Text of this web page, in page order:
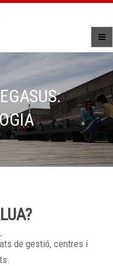
de gestió, centres i